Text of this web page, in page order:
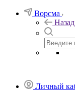
Ворсма
Назад
Личный